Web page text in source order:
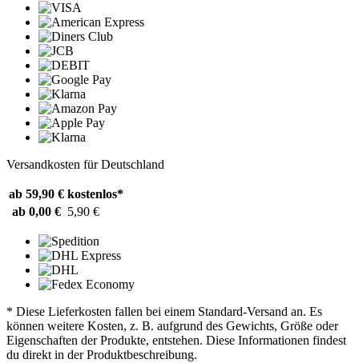
Versandkosten für Deutschland
ab 59,90 € kostenlos*
ab 0,00 € 5,90 €
* Diese Lieferkosten fallen bei einem Standard-Versand an. Es
können weitere Kosten, z. B. aufgrund des Gewichts, Größe oder
Eigenschaften der Produkte, entstehen. Diese Informationen findest
du direkt in der Produktbeschreibung.